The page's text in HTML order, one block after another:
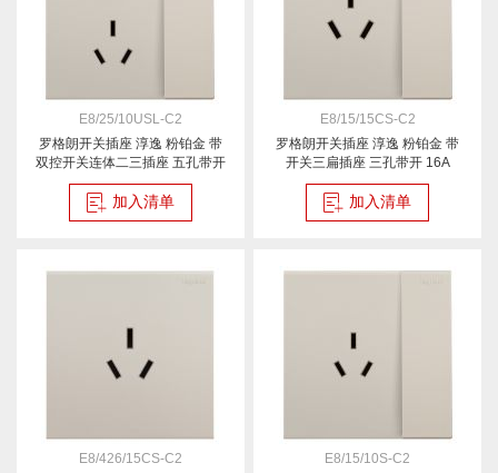
E8/25/10USL-C2
罗格朗开关插座 淳逸 粉铂金 带
双控开关连体二三插座 五孔带开
加入清单
E8/15/15CS-C2
罗格朗开关插座 淳逸 粉铂金 带
开关三扁插座 三孔带开 16A
加入清单
E8/426/15CS-C2
E8/15/10S-C2